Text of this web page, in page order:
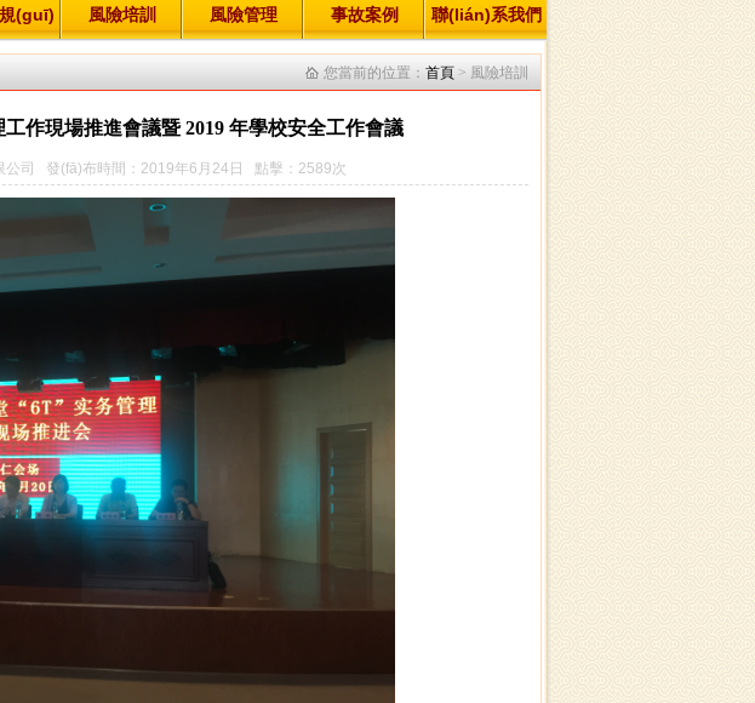
(guī) 風險培訓 風險管理 事故案例 聯(lián)系我們
您當前的位置： 首頁 > 風險培訓
作現場推進會議暨 2019 年學校安全工作會議
公司 發(fā)布時間：2019年6月24日 點擊：2589次